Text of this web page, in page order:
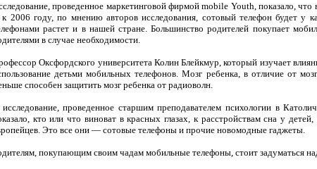
проведенное маркетинговой фирмой mobile Youth, показало, что
2006 году, по мнению авторов исследования, сотовый телефон будет у
растет и в нашей стране. Большинство родителей покупает
в случае необходимости.
Оксфордского университета Колин Блейкмур, который изучает
детьми мобильных телефонов. Мозг ребенка, в отличие от
способен защитить мозг ребенка от радиоволн.
проведенное старшим преподавателем психологии в
кто или что виноват в красных глазах, к расстройствам сна у
Это все они — сотовые телефоны и прочие новомодные гаджеты.
покупающим своим чадам мобильные телефоны, стоит задуматься